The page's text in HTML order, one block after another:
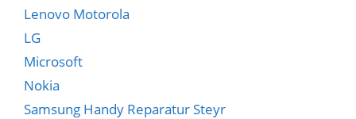
Lenovo Motorola
LG
Microsoft
Nokia
Samsung Handy Reparatur Steyr